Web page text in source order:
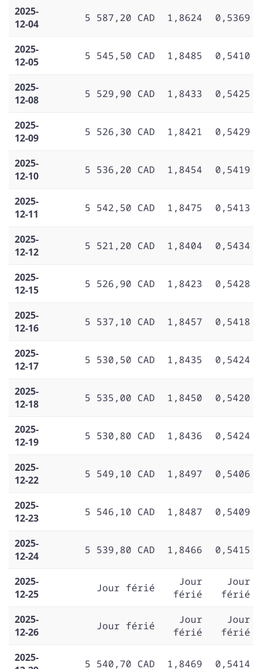
2025-
12-04
5 587,20 CAD 1,8624 0,5369
2025-
12-05
5 545,50 CAD 1,8485 0,5410
2025-
12-08
5 529,90 CAD 1,8433 0,5425
2025-
12-09
5 526,30 CAD 1,8421 0,5429
2025-
12-10
5 536,20 CAD 1,8454 0,5419
2025-
12-11
5 542,50 CAD 1,8475 0,5413
2025-
12-12
5 521,20 CAD 1,8404 0,5434
2025-
12-15
5 526,90 CAD 1,8423 0,5428
2025-
12-16
5 537,10 CAD 1,8457 0,5418
2025-
12-17
5 530,50 CAD 1,8435 0,5424
2025-
12-18
5 535,00 CAD 1,8450 0,5420
2025-
12-19
5 530,80 CAD 1,8436 0,5424
2025-
12-22
5 549,10 CAD 1,8497 0,5406
2025-
12-23
5 546,10 CAD 1,8487 0,5409
2025-
12-24
5 539,80 CAD 1,8466 0,5415
2025-
12-25
Jour férié
Jour
férié
Jour
férié
2025-
12-26
Jour férié
Jour
férié
Jour
férié
2025-
5 540,70 CAD 1,8469 0,5414